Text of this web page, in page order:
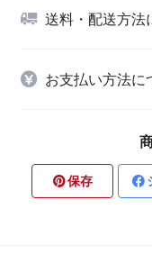
送料・配送方法
お支払い方法に
保存